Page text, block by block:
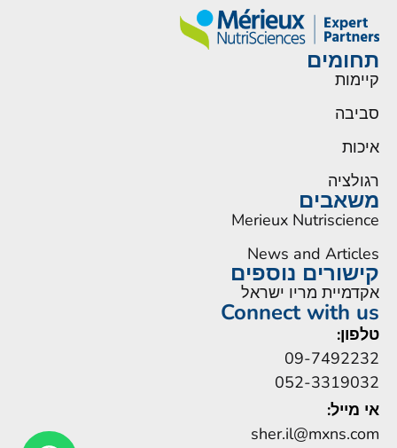
תחומים
קיימות
סביבה
איכות
רגולציה
משאבים
Merieux Nutriscience
News and Articles
קישורים נוספים
אקדמיית מריו ישראל
Connect with us
טלפון:
09-7492232
052-3319032
אי מייל:
sher.il@mxns.com